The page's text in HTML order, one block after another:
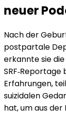
neuer
Nach der
postpartale
erkannte sie
Erfahrungen,
suizidalen
hat, um aus der